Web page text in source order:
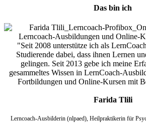
Das bin ich
"Seit 2008 unterstütze ich als
Studierende dabei, dass ihnen Lernen
gelingen. Seit 2013 gebe ich meine
gesammeltes Wissen in LernCoach-
Fortbildungen und Online-Kursen mit
Farida Tlili
Lerncoach-Ausbilderin (nlpaed), Heilpraktikerin für